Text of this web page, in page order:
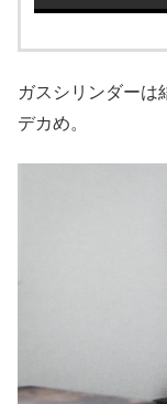
ガスシリンダーは
デカめ。